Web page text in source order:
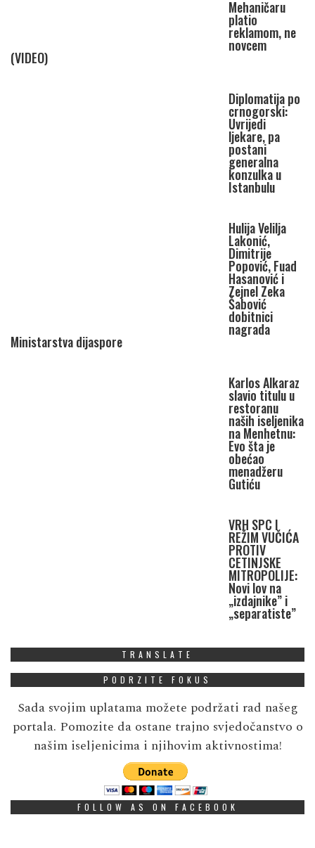
Mehaničaru
platio
reklamom, ne
novcem
(VIDEO)
Diplomatija po
crnogorski:
Uvrijedi
ljekare, pa
postani
generalna
konzulka u
Istanbulu
Hulija Velilja
Lakonić,
Dimitrije
Popović, Fuad
Hasanović i
Zejnel Zeka
Šabović
dobitnici
nagrada
Ministarstva dijaspore
Karlos Alkaraz
slavio titulu u
restoranu
naših iseljenika
na Menhetnu:
Evo šta je
obećao
menadžeru
Gutiću
VRH SPC I
REŽIM VUČIĆA
PROTIV
CETINJSKE
MITROPOLIJE:
Novi lov na
„izdajnike” i
„separatiste”
TRANSLATE
PODRZITE FOKUS
Sada svojim uplatama možete podržati rad našeg
portala. Pomozite da ostane trajno svjedočanstvo o
našim iseljenicima i njihovim aktivnostima!
FOLLOW AS ON FACEBOOK